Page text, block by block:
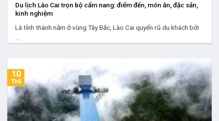
Du lịch Lào Cai trọn bộ cẩm nang: điểm đến, món ăn, đặc sản,
kinh nghiệm
Là tỉnh thành nằm ở vùng Tây Bắc, Lào Cai quyến rũ du khách bởi
10
Th5